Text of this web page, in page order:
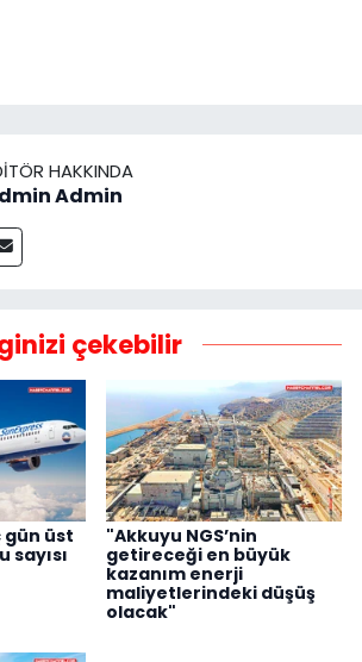
HAKKINDA
Admin
çekebilir
gün üst
sayısı
"Akkuyu NGS’nin
getireceği en büyük
kazanım enerji
maliyetlerindeki düşüş
olacak"